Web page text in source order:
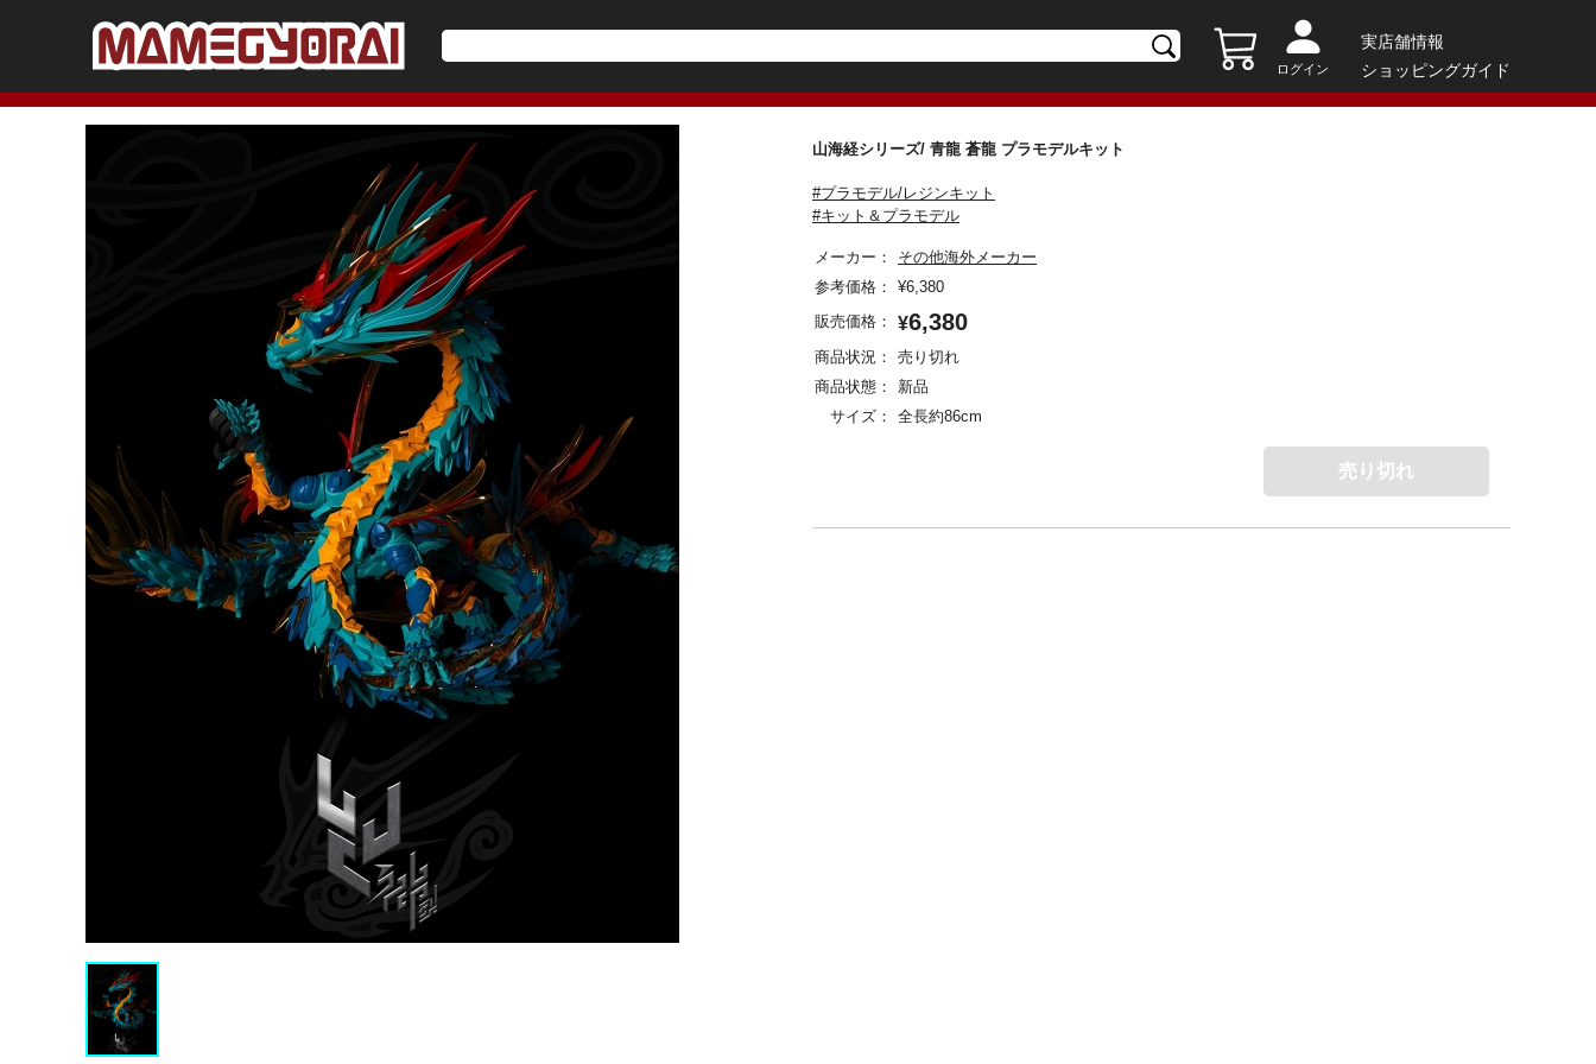
ログイン
実店舗情報
ショッピングガイド
山海経シリーズ/ 青龍 蒼龍 プラモデルキット
#プラモデル/レジンキット
#キット＆プラモデル
メーカー：
その他海外メーカー
参考価格：
¥6,380
販売価格：
¥6,380
商品状況：
売り切れ
商品状態：
新品
サイズ：
全長約86cm
売り切れ